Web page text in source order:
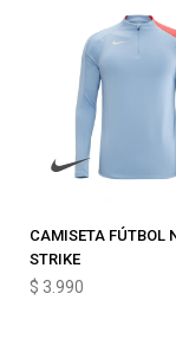
CAMISETA FÚTBOL
STRIKE
$ 3.990